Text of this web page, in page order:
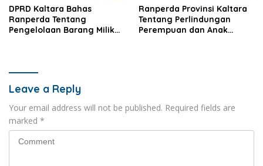
DPRD Kaltara Bahas
Ranperda Tentang
Pengelolaan Barang Milik
Ranperda Provinsi Kaltara
Tentang Perlindungan
Perempuan dan Anak
Leave a Reply
Your email address will not be published. Required fields are
marked *